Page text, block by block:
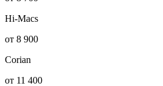
Hi-Macs
от 8 900
Corian
от 11 400